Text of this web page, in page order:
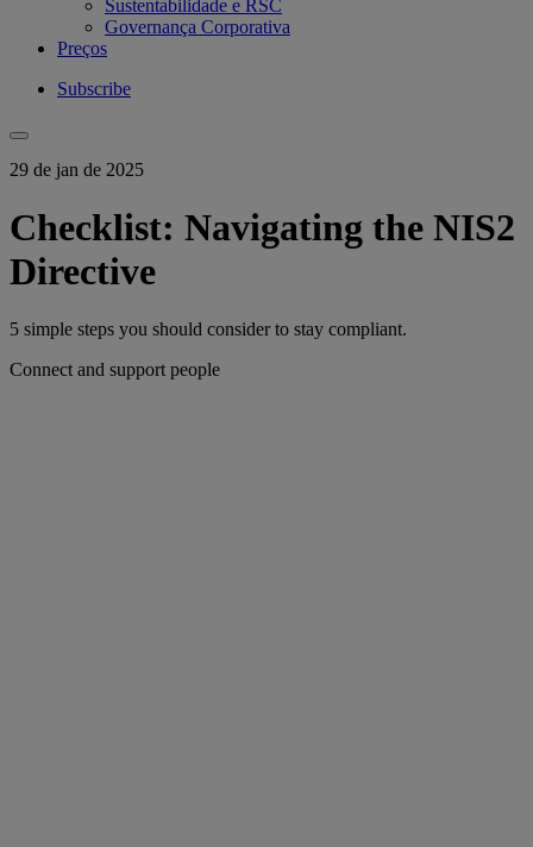
Sustentabilidade e RSC
Governança Corporativa
Preços
Subscribe
29 de jan de 2025
Checklist: Navigating the NIS2
Directive
5 simple steps you should consider to stay compliant.
Connect and support people